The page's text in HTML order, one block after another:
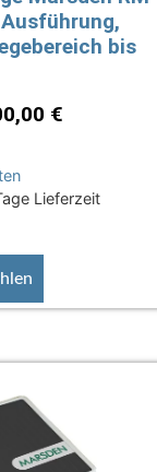
bis
€
Lieferzeit